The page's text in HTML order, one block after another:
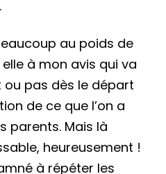
au poids de
elle à mon avis qui va
ou pas dès le départ
de ce que l’on a
parents. Mais là
heureusement !
à répéter les